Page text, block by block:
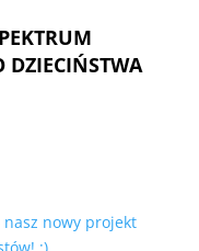
DZIECIŃSTWA